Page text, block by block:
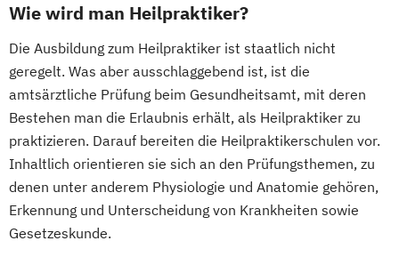
Wie wird man Heilpraktiker?
Die Ausbildung zum Heilpraktiker ist staatlich nicht
geregelt. Was aber ausschlaggebend ist, ist die
amtsärztliche Prüfung beim Gesundheitsamt, mit deren
Bestehen man die Erlaubnis erhält, als Heilpraktiker zu
praktizieren. Darauf bereiten die Heilpraktikerschulen vor.
Inhaltlich orientieren sie sich an den Prüfungsthemen, zu
denen unter anderem Physiologie und Anatomie gehören,
Erkennung und Unterscheidung von Krankheiten sowie
Gesetzeskunde.